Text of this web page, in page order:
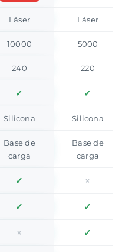
Láser Láser
10000 5000
240 220
✓ ✓
Silicona Silicona
Base de
carga
Base de
carga
✓ ×
✓ ✓
× ✓